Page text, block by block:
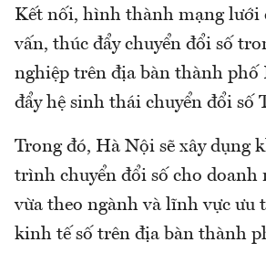
Kết nối, hình thành mạng lưới
vấn, thúc đẩy chuyển đổi số
nghiệp trên địa bàn thành
đẩy hệ sinh thái chuyển đổi số
Trong đó, Hà Nội sẽ xây dụng
trình chuyển đổi số cho doanh
vừa theo ngành và lĩnh vực ưu
kinh tế số trên địa bàn thành